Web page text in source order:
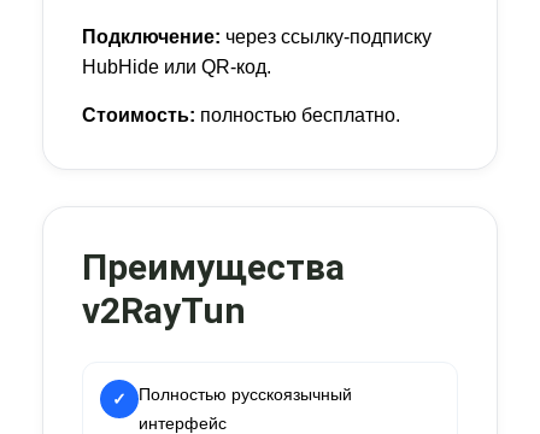
Подключение: через ссылку-подписку
HubHide или QR-код.
Стоимость: полностью бесплатно.
Преимущества
v2RayTun
✓
Полностью русскоязычный
интерфейс